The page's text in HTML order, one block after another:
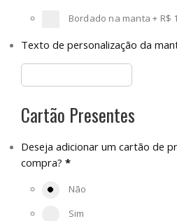
Bordado na manta + R$
Texto de personalização da
Cartão Presentes
Deseja adicionar um cartão de
compra? *
Não
Sim